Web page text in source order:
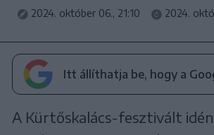
2024. október 06., 21:10 2024.
Itt állíthatja be, hogy a
A Kürtőskalács-fesztivált